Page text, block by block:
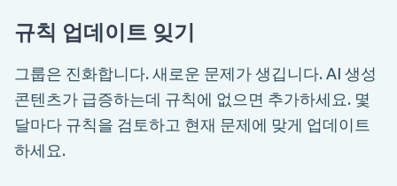
규칙 업데이트 잊기
그룹은 진화합니다. 새로운 문제가 생깁니다. AI 생성
콘텐츠가 급증하는데 규칙에 없으면 추가하세요. 몇
달마다 규칙을 검토하고 현재 문제에 맞게 업데이트
하세요.